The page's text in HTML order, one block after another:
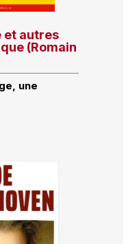
et autres
(Romain
une